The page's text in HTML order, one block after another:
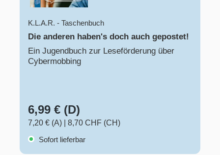
K.L.A.R. - Taschenbuch
Die anderen haben's doch auch gepostet!
Ein Jugendbuch zur Leseförderung über
Cybermobbing
6,99 € (D)
7,20 € (A)
8,70 CHF (CH)
Sofort lieferbar